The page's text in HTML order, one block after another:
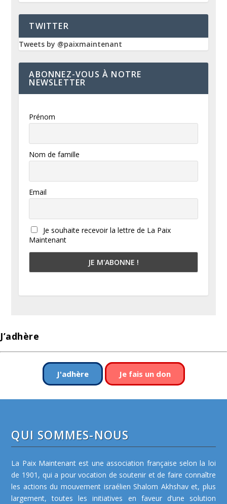
TWITTER
Tweets by @paixmaintenant
ABONNEZ-VOUS À NOTRE
NEWSLETTER
Prénom
Nom de famille
Email
Je souhaite recevoir la lettre de La Paix
Maintenant
J’adhère
J'adhère Je fais un don
QUI SOMMES-NOUS
La Paix Maintenant est une association française selon la loi
de 1901, qui a pour vocation de soutenir et de faire connaître
les actions du mouvement israélien Shalom Akhshav et, plus
largement, toutes les initiatives en faveur d’une solution